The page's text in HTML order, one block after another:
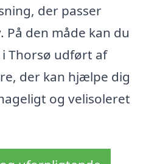
der passer
den måde kan du
Thorsø udført af
der kan hjælpe dig
og velisoleret